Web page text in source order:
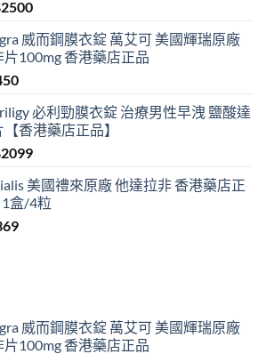
2500Price
$489
through
威而鋼膜衣錠 萬艾可 美國輝瑞原廠
片100mg 香港藥店正品
Current
is:
$450.
必利勁膜衣錠 治療男性早洩 鹽酸達
香港藥店正品】
2099Price
$799
through
美國禮來原廠 他達拉非 香港藥店正
1盒/4粒
Current
威而鋼膜衣錠 萬艾可 美國輝瑞原廠
片100mg 香港藥店正品